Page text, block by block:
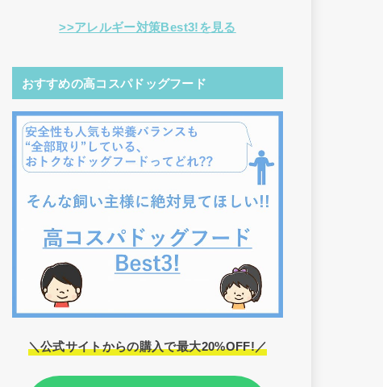
>>アレルギー対策Best3!を見る
おすすめの高コスパドッグフード
＼公式サイトからの購入で最大20%OFF!／